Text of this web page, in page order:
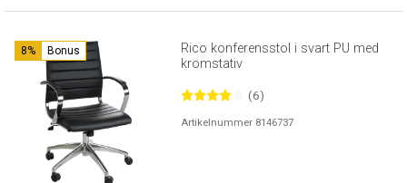
8% Bonus
Rico konferensstol i svart PU med
kromstativ
(6)
Artikelnummer 8146737